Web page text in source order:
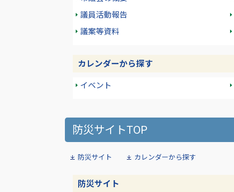
議員活動報告
議案等資料
カレンダーから探す
イベント
防災サイトTOP
防災サイト カレンダーから探す
防災サイト